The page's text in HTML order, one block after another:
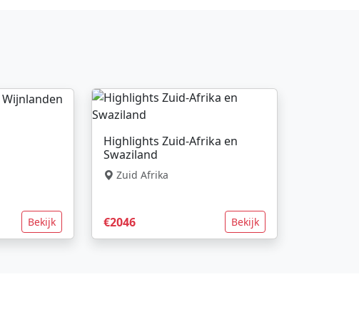
Bekijk
Highlights Zuid-Afrika en
Swaziland
Zuid Afrika
€2046 Bekijk